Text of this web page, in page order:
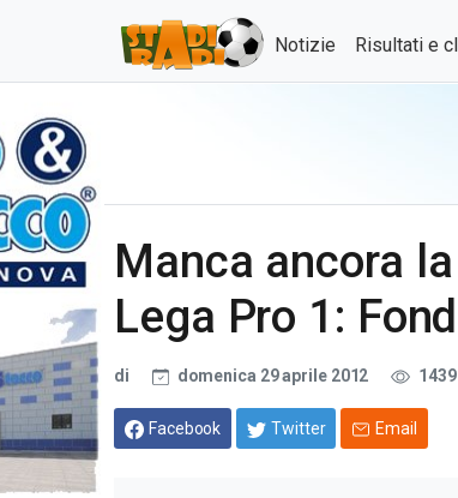
Notizie Risultati e
Manca ancora
Lega Pro 1:
di domenica 29 aprile 2012 1439
Facebook Twitter Email